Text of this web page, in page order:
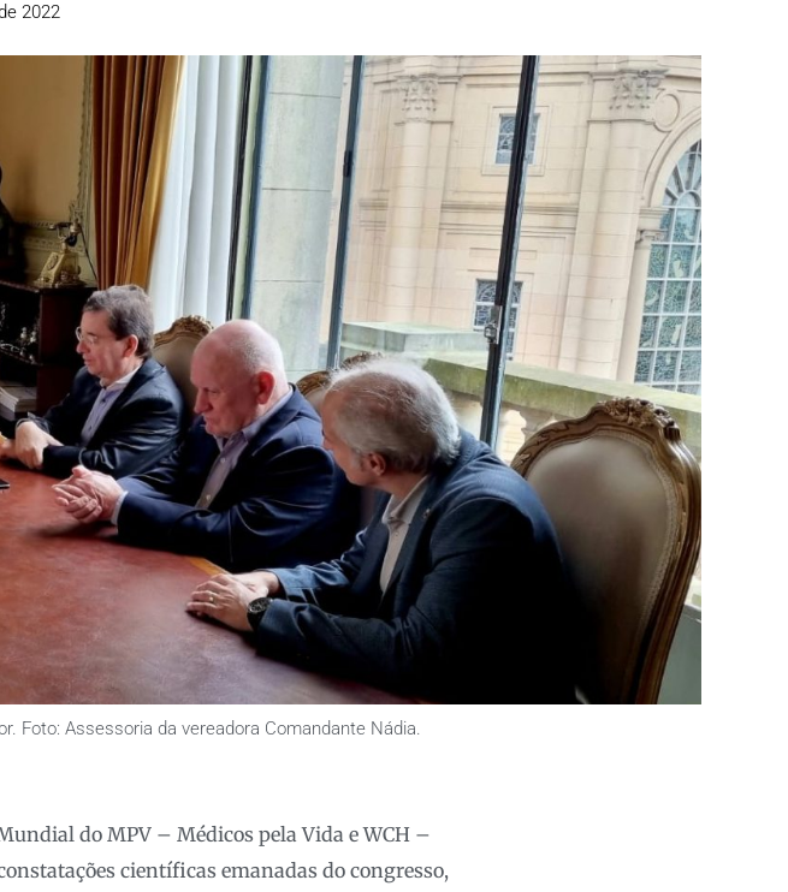
2022
Foto: Assessoria da vereadora Comandante Nádia.
do MPV – Médicos pela Vida e WCH –
científicas emanadas do congresso,